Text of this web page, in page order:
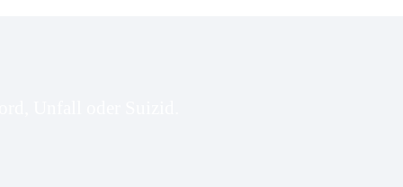
Unfall oder Suizid.